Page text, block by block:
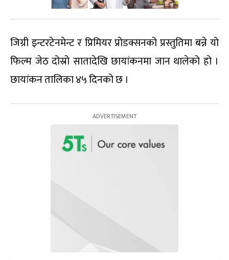
जिग्री इन्टरटेनमेन्ट र प्रिमियर प्रोडक्सनको प्रस्तुतिमा बन्ने यो
फिल्म जेठ दोस्रो सातादेखि छायांकनमा जान थालेको हो ।
छायांकन तालिका ४५ दिनको छ ।